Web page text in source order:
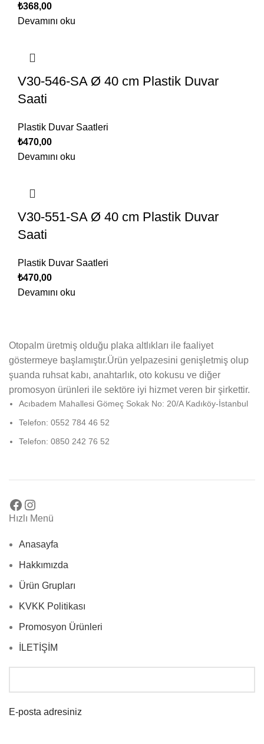
₺368,00
Devamını oku
V30-546-SA Ø 40 cm Plastik Duvar
Saati
Plastik Duvar Saatleri
₺470,00
Devamını oku
V30-551-SA Ø 40 cm Plastik Duvar
Saati
Plastik Duvar Saatleri
₺470,00
Devamını oku
Otopalm üretmiş olduğu plaka altlıkları ile faaliyet
göstermeye başlamıştır.Ürün yelpazesini genişletmiş olup
şuanda ruhsat kabı, anahtarlık, oto kokusu ve diğer
promosyon ürünleri ile sektöre iyi hizmet veren bir şirkettir.
Acıbadem Mahallesi Gömeç Sokak No: 20/A Kadıköy-İstanbul
Telefon: 0552 784 46 52
Telefon: 0850 242 76 52
Hızlı Menü
Anasayfa
Hakkımızda
Ürün Grupları
KVKK Politikası
Promosyon Ürünleri
İLETİŞİM
E-posta adresiniz